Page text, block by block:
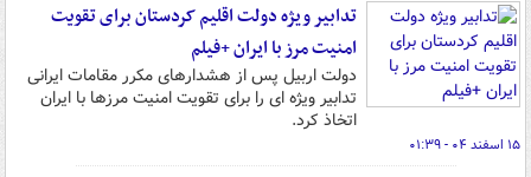
تدابیر ویژه دولت اقلیم کردستان برای تقویت
امنیت مرز با ایران +فیلم
دولت اربیل پس از هشدارهای مکرر مقامات ایرانی
تدابیر ویژه ای را برای تقویت امنیت مرزها با ایران
اتخاذ کرد.
۱۵ اسفند ۰۴ - ۰۱:۳۹